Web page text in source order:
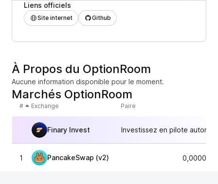
Liens officiels
Site internet Github
À Propos du OptionRoom
Aucune information disponible pour le moment.
Marchés OptionRoom
# Exchange Paire
Finary Invest Investissez en pilote
1 PancakeSwap (v2)